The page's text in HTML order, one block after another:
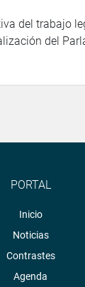
del trabajo
del
PORTAL
Inicio
Noticias
Contrastes
Agenda